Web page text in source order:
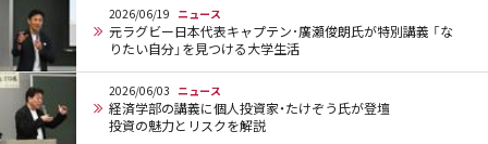
2026/06/19 ニュース
元ラグビー日本代表キャプテン･廣瀬俊朗氏が特別講義 「な
りたい自分」を見つける大学生活
2026/06/03 ニュース
経済学部の講義に個人投資家・たけぞう氏が登壇
投資の魅力とリスクを解説